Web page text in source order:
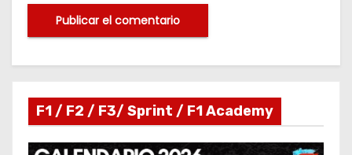
F1 / F2 / F3/ Sprint / F1 Academy